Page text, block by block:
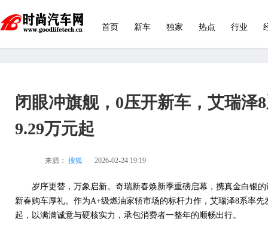
首页 新车 独家 热点 行业
闭眼冲旗舰，0压开新车，艾瑞泽
9.29万元起
来源： 搜狐 2026-02-24 19:19
岁序更替，万象启新。奇瑞新春焕新季重磅启幕，携真金白银
新春购车厚礼。作为A+级燃油家轿市场的标杆力作，艾瑞泽8系率先
起，以满满诚意与硬核实力，承包消费者一整年的顺畅出行。